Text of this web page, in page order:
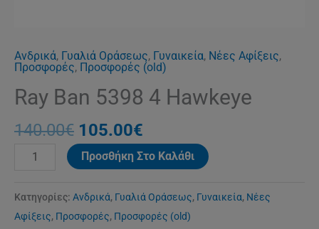
Ανδρικά, Γυαλιά Οράσεως, Γυναικεία, Νέες Αφίξεις,
Προσφορές, Προσφορές (old)
Ray Ban 5398 4 Hawkeye
140.00€ 105.00€
Προσθήκη Στο Καλάθι
Κατηγορίες: Ανδρικά, Γυαλιά Οράσεως, Γυναικεία, Νέες
Αφίξεις, Προσφορές, Προσφορές (old)